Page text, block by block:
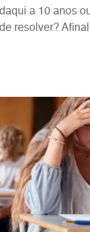
a 10 anos
resolver?